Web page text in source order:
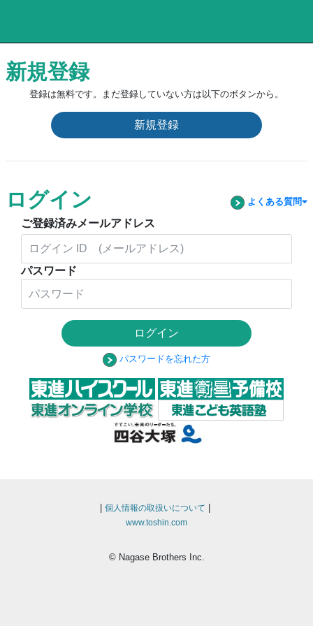
新規登録
登録は無料です。まだ登録していない方は以下のボタンから。
新規登録
ログイン よくある質問
ご登録済みメールアドレス
パスワード
ログイン
パスワードを忘れた方
個人情報の取扱いについて
www.toshin.com
© Nagase Brothers Inc.